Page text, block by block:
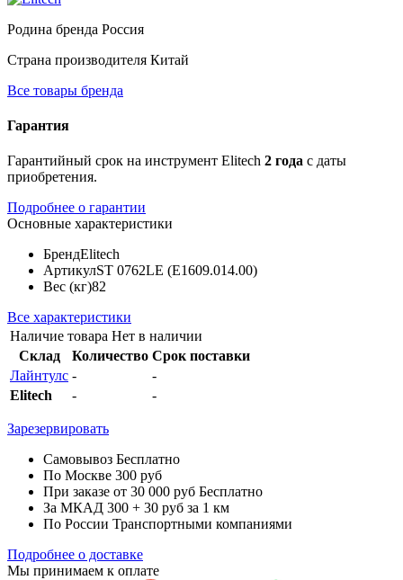
Родина бренда Россия
Страна производителя Китай
Все товары бренда
Гарантия
Гарантийный срок на инструмент Elitech 2 года с даты
приобретения.
Подробнее о гарантии
Основные характеристики
БрендElitech
АртикулST 0762LE (E1609.014.00)
Вес (кг)82
Все характеристики
Наличие товара Нет в наличии
Склад
Количество Срок поставки
Лайнтулс -
-
Elitech
- -
Зарезервировать
Самовывоз Бесплатно
По Москве 300 руб
При заказе от 30 000 руб Бесплатно
За МКАД 300 + 30 руб за 1 км
По России Транспортными компаниями
Подробнее о доставке
Мы принимаем к оплате